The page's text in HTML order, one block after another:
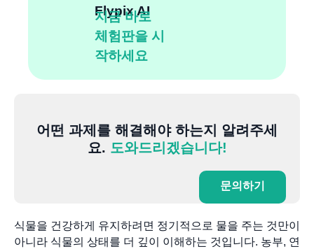
Flypix AI
지금 바로
체험판을 시
작하세요
어떤 과제를 해결해야 하는지 알려주세
요. 도와드리겠습니다!
문의하기
식물을 건강하게 유지하려면 정기적으로 물을 주는 것만이
아니라 식물의 상태를 더 깊이 이해하는 것입니다. 농부, 연